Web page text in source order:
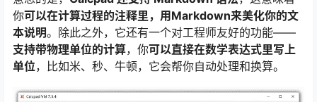
你可以在计算过程的注释里，用Markdown来美化你的文
本说明。除此之外，它还有一个对工程师友好的功能——
支持带物理单位的计算，你可以直接在数学表达式里写上
单位，比如米、秒、牛顿，它会帮你自动处理和换算。